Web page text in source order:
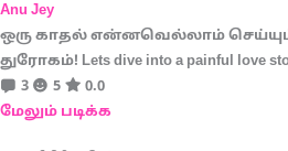
Anu Jey
ஒரு காதல் என்னவெல்லாம்
துரோகம்! Lets dive into a painful love
3
5
0.0
மேலும் படிக்க